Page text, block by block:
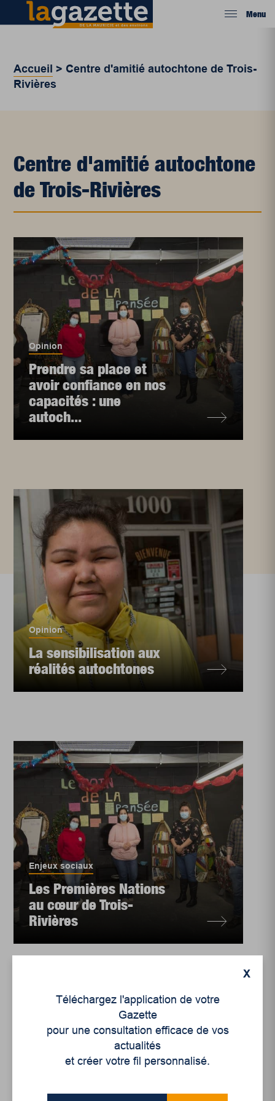
Menu
Accueil > Centre d'amitié autochtone de Trois-
Rivières
Centre d'amitié autochtone
de Trois-Rivières
Opinion
Prendre sa place et
avoir confiance en nos
capacités : une
autoch...
Opinion
La sensibilisation aux
réalités autochtones
Enjeux sociaux
Les Premières Nations
au cœur de Trois-
Rivières
X
Téléchargez l'application de votre
Gazette
pour une consultation efficace de vos
actualités
et créer votre fil personnalisé.